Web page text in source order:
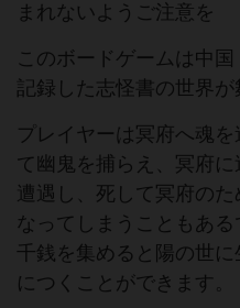
まれないようご注意を
このボードゲームは中
記録した志怪書の世界が
プレイヤーは冥府へ魂
て幽鬼を捕らえ、冥府
遭遇し、死して冥府の
なってしまうこともあ
千銭を集めると陽の世
につくことができます。